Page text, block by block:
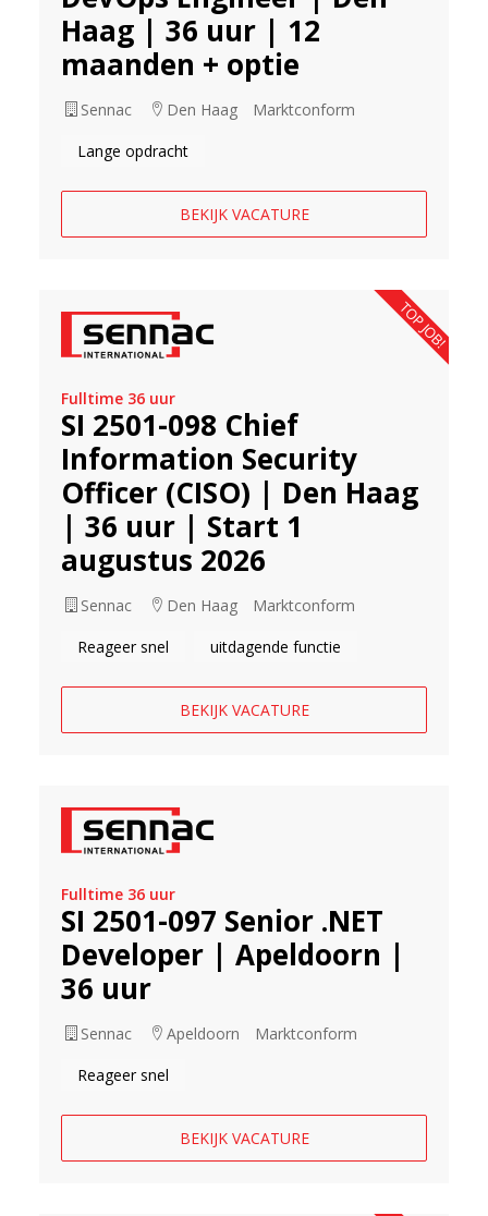
Haag | 36 uur | 12
maanden + optie
Sennac Den Haag
Marktconform
Lange opdracht
BEKIJK VACATURE
Fulltime 36 uur
SI 2501-098 Chief
Information Security
Officer (CISO) | Den Haag
| 36 uur | Start 1
augustus 2026
Sennac Den Haag
Marktconform
Reageer snel
uitdagende functie
BEKIJK VACATURE
TOP JOB!
Fulltime 36 uur
SI 2501-097 Senior .NET
Developer | Apeldoorn |
36 uur
Sennac Apeldoorn
Marktconform
Reageer snel
BEKIJK VACATURE